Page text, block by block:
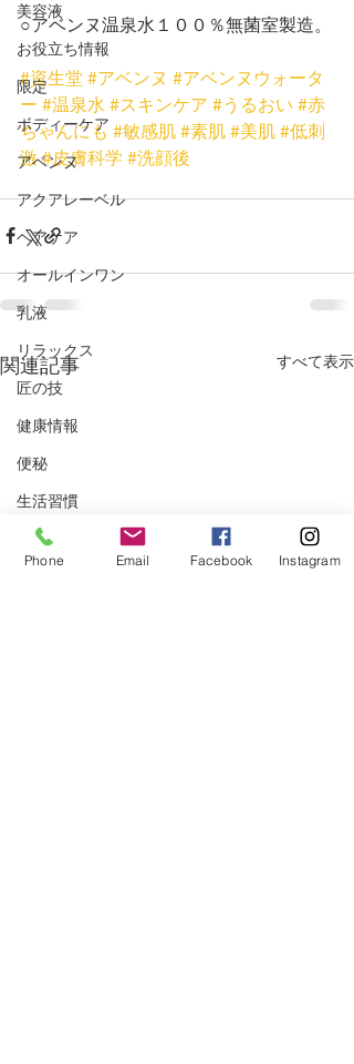
美容液
お役立ち情報
限定
ボディーケア
アベンヌ
アクアレーベル
ヘアケア
オールインワン
乳液
リラックス
匠の技
健康情報
便秘
生活習慣
睡眠
○アベンヌ温泉水１００％無菌室製造。
#資生堂 #アベンヌ #アベンヌウォータ
ー #温泉水 #スキンケア #うるおい #赤
ちゃんにも #敏感肌 #素肌 #美肌 #低刺
激 #皮膚科学 #洗顔後
関連記事 すべて表示
Phone Email Facebook Instagram